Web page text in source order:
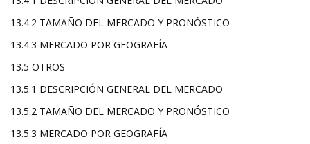
13.4.2 TAMAÑO DEL MERCADO Y PRONÓSTICO
13.4.3 MERCADO POR GEOGRAFÍA
13.5 OTROS
13.5.1 DESCRIPCIÓN GENERAL DEL MERCADO
13.5.2 TAMAÑO DEL MERCADO Y PRONÓSTICO
13.5.3 MERCADO POR GEOGRAFÍA